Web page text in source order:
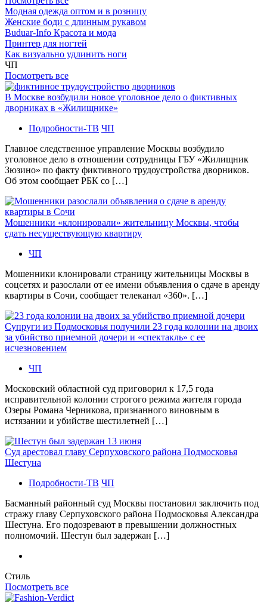
Модная одежда оптом и в розницу
Женские боди с длинным рукавом
Buduar-Info Красота и мода
Принтер для ногтей
Как визуально удлинить ноги
ЧП
Посмотреть все
В Москве возбудили новое уголовное дело о фиктивных
дворниках в «Жилищнике»
Подробности-ТВ ЧП
Главное следственное управление Москвы возбудило
уголовное дело в отношении сотрудницы ГБУ «Жилищник
Зюзино» по факту фиктивного трудоустройства дворников.
Об этом сообщает РБК со […]
Мошенники «клонировали» жительницу Москвы, чтобы
сдать несуществующую квартиру
ЧП
Мошенники клонировали страницу жительницы Москвы в
соцсетях и разослали от ее имени объявления о сдаче в аренду
квартиры в Сочи, сообщает телеканал «360». […]
Супруги из Подмосковья получили 23 года колонии на двоих
за убийство приемной дочери и «спектакль» с ее
исчезновением
ЧП
Московский областной суд приговорил к 17,5 года
исправительной колонии строгого режима жителя города
Озеры Романа Черникова, признанного виновным в
истязании и убийстве шестилетней […]
Суд арестовал главу Серпуховского района Подмосковья
Шестуна
Подробности-ТВ ЧП
Басманный районный суд Москвы постановил заключить под
стражу главу Серпуховского района Подмосковья Александра
Шестуна. Его подозревают в превышении должностных
полномочий. Шестун был задержан […]
Стиль
Посмотреть все